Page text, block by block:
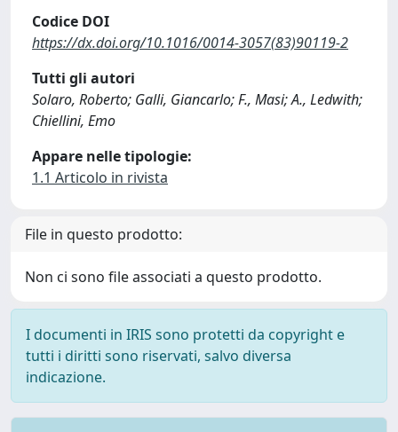
Codice DOI
https://dx.doi.org/10.1016/0014-3057(83)90119-2
Tutti gli autori
Solaro, Roberto; Galli, Giancarlo; F., Masi; A., Ledwith;
Chiellini, Emo
Appare nelle tipologie:
1.1 Articolo in rivista
File in questo prodotto:
Non ci sono file associati a questo prodotto.
I documenti in IRIS sono protetti da copyright e
tutti i diritti sono riservati, salvo diversa
indicazione.